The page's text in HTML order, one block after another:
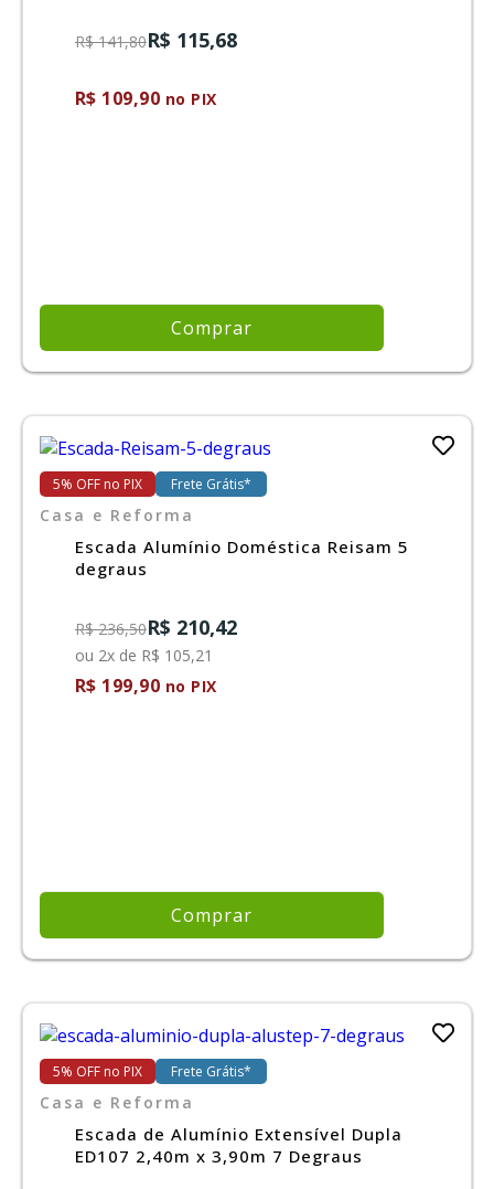
R$ 141,80R$ 115,68
R$ 109,90 no PIX
Comprar
5% OFF no PIX Frete Grátis*
Casa e Reforma
Escada Alumínio Doméstica Reisam 5
degraus
R$ 236,50R$ 210,42
ou 2x de R$ 105,21
R$ 199,90 no PIX
Comprar
5% OFF no PIX Frete Grátis*
Casa e Reforma
Escada de Alumínio Extensível Dupla
ED107 2,40m x 3,90m 7 Degraus